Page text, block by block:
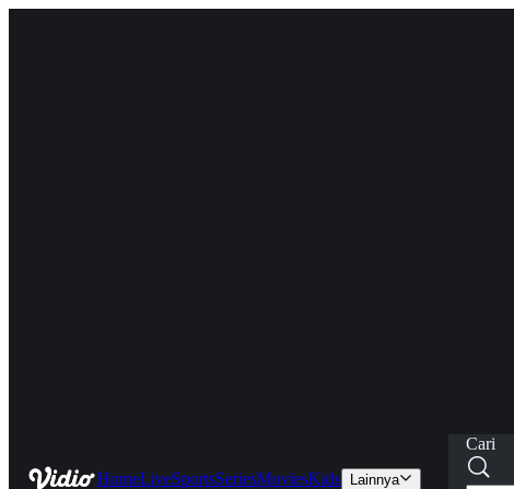
HomeLiveSportsSeriesMoviesKids Lainnya
Cari